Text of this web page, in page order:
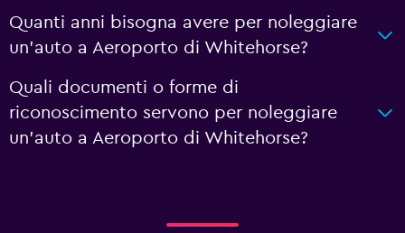
Quanti anni bisogna avere per noleggiare
un'auto a Aeroporto di Whitehorse?
Quali documenti o forme di
riconoscimento servono per noleggiare
un'auto a Aeroporto di Whitehorse?